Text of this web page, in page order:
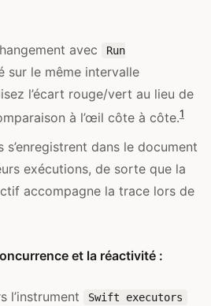
avec
Run
sur le même intervalle
l’écart rouge/vert au lieu de
à l’œil côte à côte.1
s’enregistrent dans le document
exécutions, de sorte que la
accompagne la trace lors de
et la réactivité :
l’instrument Swift executors